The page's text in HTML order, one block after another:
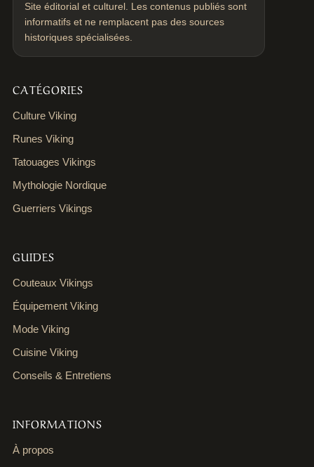
Site éditorial et culturel. Les contenus publiés sont
informatifs et ne remplacent pas des sources
historiques spécialisées.
CATÉGORIES
Culture Viking
Runes Viking
Tatouages Vikings
Mythologie Nordique
Guerriers Vikings
GUIDES
Couteaux Vikings
Équipement Viking
Mode Viking
Cuisine Viking
Conseils & Entretiens
INFORMATIONS
À propos